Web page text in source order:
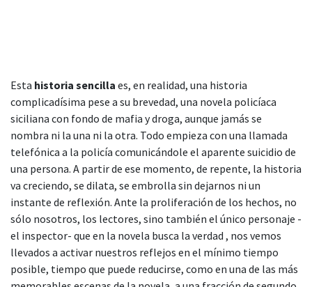
Esta historia sencilla es, en realidad, una historia
complicadísima pese a su brevedad, una novela policíaca
siciliana con fondo de mafia y droga, aunque jamás se
nombra ni la una ni la otra. Todo empieza con una llamada
telefónica a la policía comunicándole el aparente suicidio de
una persona. A partir de ese momento, de repente, la historia
va creciendo, se dilata, se embrolla sin dejarnos ni un
instante de reflexión. Ante la proliferación de los hechos, no
sólo nosotros, los lectores, sino también el único personaje -
el inspector- que en la novela busca la verdad , nos vemos
llevados a activar nuestros reflejos en el mínimo tiempo
posible, tiempo que puede reducirse, como en una de las más